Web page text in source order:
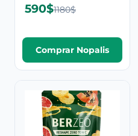
590$1180$
Comprar Nopalis